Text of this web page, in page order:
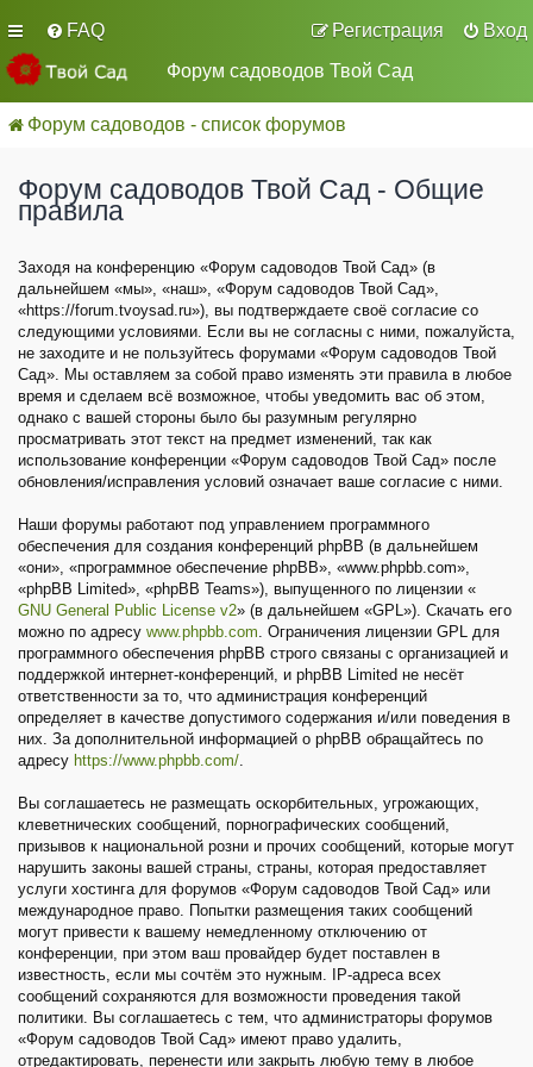
FAQ Вход
Регистрация
Форум садоводов Твой Сад
Форум садоводов - список форумов
Форум садоводов Твой Сад - Общие
правила
Заходя на конференцию «Форум садоводов Твой Сад» (в
дальнейшем «мы», «наш», «Форум садоводов Твой Сад»,
«https://forum.tvoysad.ru»), вы подтверждаете своё согласие со
следующими условиями. Если вы не согласны с ними, пожалуйста,
не заходите и не пользуйтесь форумами «Форум садоводов Твой
Сад». Мы оставляем за собой право изменять эти правила в любое
время и сделаем всё возможное, чтобы уведомить вас об этом,
однако с вашей стороны было бы разумным регулярно
просматривать этот текст на предмет изменений, так как
использование конференции «Форум садоводов Твой Сад» после
обновления/исправления условий означает ваше согласие с ними.
Наши форумы работают под управлением программного
обеспечения для создания конференций phpBB (в дальнейшем
«они», «программное обеспечение phpBB», «www.phpbb.com»,
«phpBB Limited», «phpBB Teams»), выпущенного по лицензии «
GNU General Public License v2» (в дальнейшем «GPL»). Скачать его
можно по адресу www.phpbb.com. Ограничения лицензии GPL для
программного обеспечения phpBB строго связаны с организацией и
поддержкой интернет-конференций, и phpBB Limited не несёт
ответственности за то, что администрация конференций
определяет в качестве допустимого содержания и/или поведения в
них. За дополнительной информацией о phpBB обращайтесь по
адресу https://www.phpbb.com/.
Вы соглашаетесь не размещать оскорбительных, угрожающих,
клеветнических сообщений, порнографических сообщений,
призывов к национальной розни и прочих сообщений, которые могут
нарушить законы вашей страны, страны, которая предоставляет
услуги хостинга для форумов «Форум садоводов Твой Сад» или
международное право. Попытки размещения таких сообщений
могут привести к вашему немедленному отключению от
конференции, при этом ваш провайдер будет поставлен в
известность, если мы сочтём это нужным. IP-адреса всех
сообщений сохраняются для возможности проведения такой
политики. Вы соглашаетесь с тем, что администраторы форумов
«Форум садоводов Твой Сад» имеют право удалить,
отредактировать, перенести или закрыть любую тему в любое